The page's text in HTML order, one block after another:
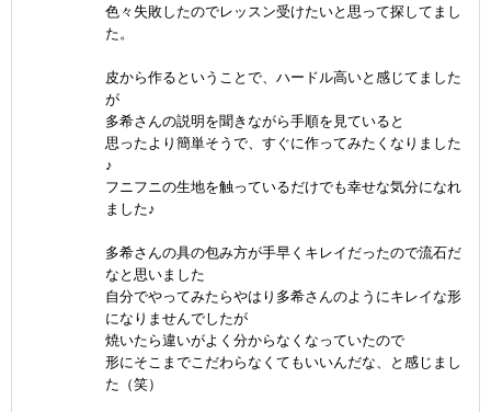
色々失敗したのでレッスン受けたいと思って探してまし
た。
皮から作るということで、ハードル高いと感じてました
が
多希さんの説明を聞きながら手順を見ていると
思ったより簡単そうで、すぐに作ってみたくなりました
♪
フニフニの生地を触っているだけでも幸せな気分になれ
ました♪
多希さんの具の包み方が手早くキレイだったので流石だ
なと思いました
自分でやってみたらやはり多希さんのようにキレイな形
になりませんでしたが
焼いたら違いがよく分からなくなっていたので
形にそこまでこだわらなくてもいいんだな、と感じまし
た（笑）